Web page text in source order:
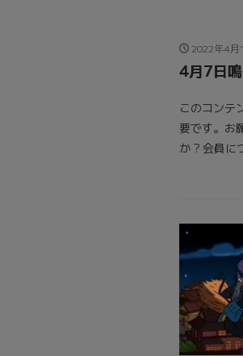
2022年4月
4月7日
このコンテ
要です。お
か ? 会員に